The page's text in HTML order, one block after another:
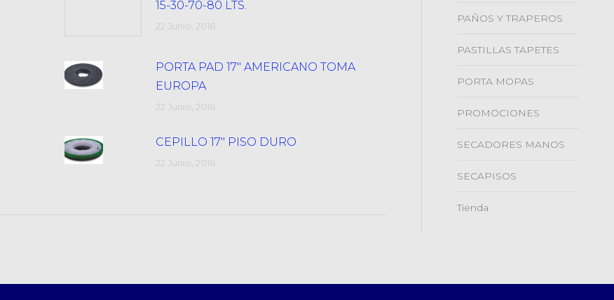
15-30-70-80 LTS.
22 Junio, 2016
PORTA PAD 17″ AMERICANO TOMA
EUROPA
22 Junio, 2016
CEPILLO 17″ PISO DURO
22 Junio, 2016
PAÑOS Y TRAPEROS
PASTILLAS TAPETES
PORTA MOPAS
PROMOCIONES
SECADORES MANOS
SECAPISOS
Tienda